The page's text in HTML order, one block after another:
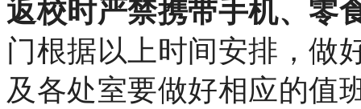
返校时严禁携带手机、零
门根据以上时间安排，做
及各处室要做好相应的值